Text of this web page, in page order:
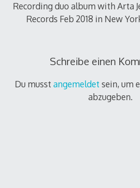
Recording duo album with Arta
Records Feb 2018 in New
Schreibe einen
Du musstangemeldet sein, um
abzugeben.